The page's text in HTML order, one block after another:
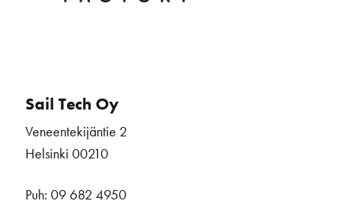
Sail Tech Oy
Veneentekijäntie 2
Helsinki 00210
Puh: 09 682 4950